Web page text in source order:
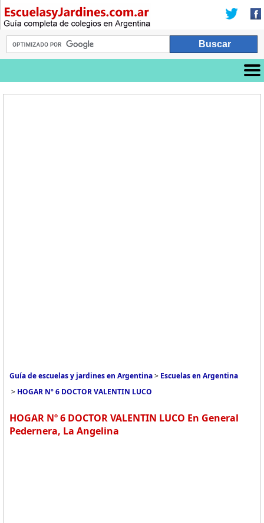
Guía de escuelas y jardines en Argentina> Escuelas en Argentina
> HOGAR Nº 6 DOCTOR VALENTIN LUCO
HOGAR Nº 6 DOCTOR VALENTIN LUCO En General
Pedernera, La Angelina